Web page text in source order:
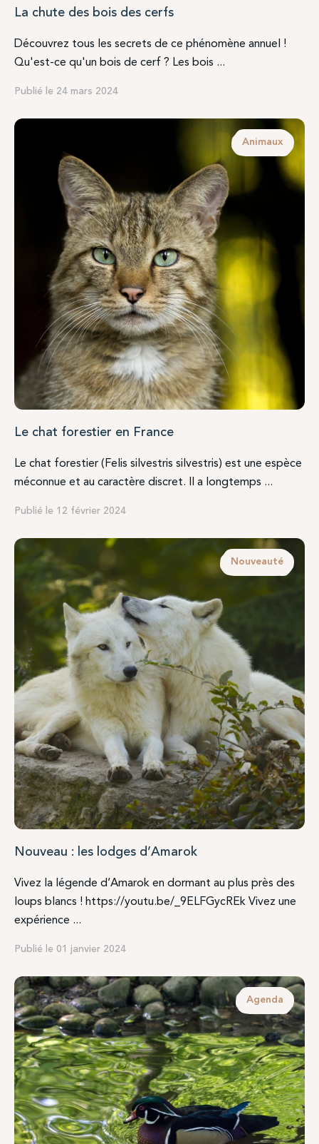
La chute des bois des cerfs
Découvrez tous les secrets de ce phénomène annuel !
Qu'est-ce qu'un bois de cerf ? Les bois ...
Publié le 24 mars 2024
Animaux
Le chat forestier en France
Le chat forestier (Felis silvestris silvestris) est une espèce
méconnue et au caractère discret. Il a longtemps ...
Publié le 12 février 2024
Nouveauté
Nouveau : les lodges d’Amarok
Vivez la légende d’Amarok en dormant au plus près des
loups blancs ! https://youtu.be/_9ELFGycREk Vivez une
expérience ...
Publié le 01 janvier 2024
Agenda